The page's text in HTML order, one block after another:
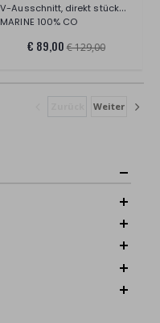
V-Ausschnitt, direkt stückgefärbte Baumw
MARINE 100% CO
€ 89,00 € 129,00
Weiter